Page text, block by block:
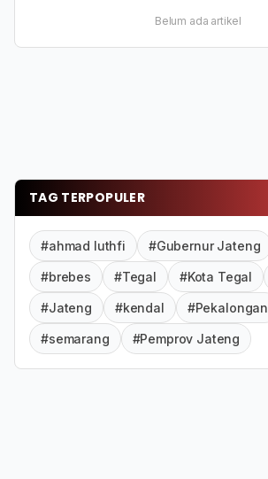
Belum ada artikel
TAG TERPOPULER
#ahmad luthfi #Gubernur Jateng
#brebes #Tegal #Kota Tegal
#Jateng #kendal #Pekalongan
#semarang #Pemprov Jateng